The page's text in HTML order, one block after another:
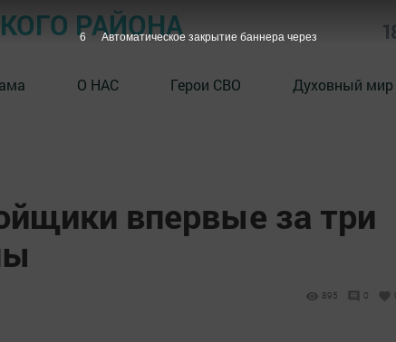
РАЙОНА
О НАС Герои СВО Духовный мир
впервые за три
895 0
5 Автоматическое закрытие баннера через